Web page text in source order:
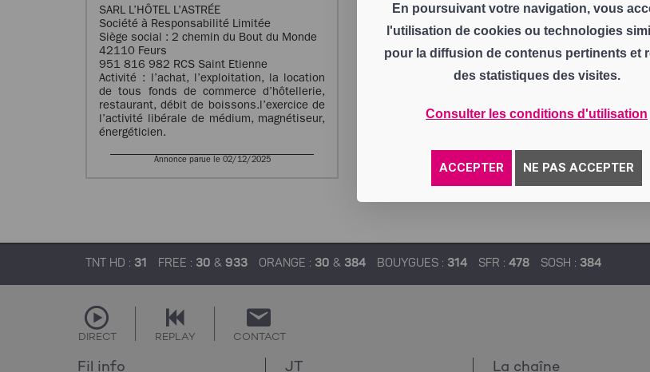
En poursuivant votre navigation, vous
l'utilisation de cookies ou technologies
pour la diffusion de contenus pertinents et
des statistiques des visites.
Consulter les conditions d'utilisation
ACCEPTER NE PAS ACCEPTER
SARL L’HÔTEL L’ASTRÉE
Société à Responsabilité Limitée
Siège social : 2 chemin du Bout du Monde
42110 Feurs
951 816 982 RCS Saint Etienne
Activité : l’achat, l’exploitation, la location
de tous fonds de commerce d’hôtellerie,
restaurant, débit de boissons.l’exercice de
l’activité libérale de médium, magnétiseur,
énergéticien.
Annonce parue le 02/12/2025
TNT HD : 31 FREE : 30 & 933 ORANGE : 30 & 384 BOUYGUES : 314 SFR : 478 SOSH : 384
DIRECT REPLAY CONTACT
Fil info JT La chaîne